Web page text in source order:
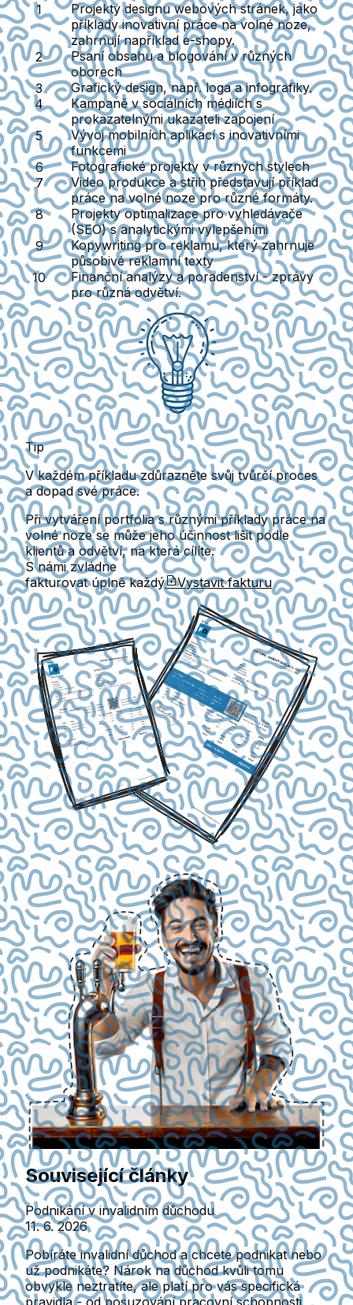
Projekty designu webových stránek, jako
příklady inovativní práce na volné noze,
zahrnují například e-shopy.
Psaní obsahu a blogovánív různých
oborech
Grafický design, např. loga a infografiky.
Kampaně v sociálních médiíchs
prokazatelnými ukazateli zapojení
Vývoj mobilních aplikacís inovativními
funkcemi
Fotografické projekty v různých stylech
Video produkce a střihpředstavují příklad
práce na volné noze pro různé formáty.
Projekty optimalizace pro vyhledávače
(SEO)s analytickými vylepšeními
Kopywriting pro reklamu, který zahrnuje
působivé reklamní texty
Finanční analýzy a poradenství- zprávy
pro různá odvětví.
Tip
V každém příkladu zdůrazněte svůj tvůrčí proces
a dopad své práce.
Při vytváření portfolia s různými příklady práce na
volné noze se může jeho účinnost lišit podle
klientů a odvětví, na která cílíte.
S námi zvládne
fakturovat úplně každý
Vystavit fakturu
Související články
Podnikání v invalidním důchodu
11. 6. 2026
Pobíráte invalidní důchod a chcete podnikat nebo
už podnikáte? Nárok na důchod kvůli tomu
obvykle neztratíte, ale platí pro vás specifická